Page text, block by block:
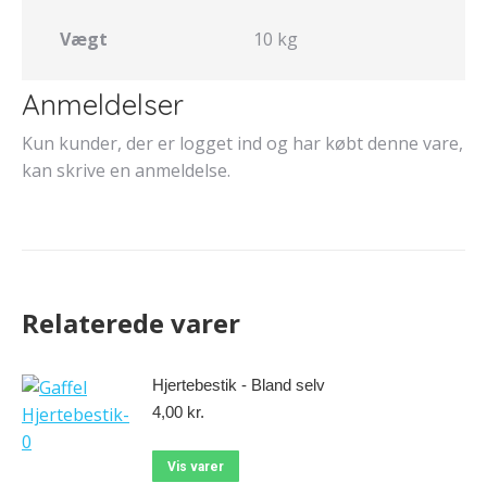
Vægt 10 kg
Anmeldelser
Kun kunder, der er logget ind og har købt denne vare,
kan skrive en anmeldelse.
Relaterede varer
Hjertebestik - Bland selv
4,00 kr.
Vis varer